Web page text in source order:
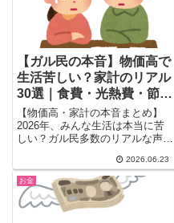
【ガル民の本音】物価高で
生活苦しい？家計のリアル
30選｜食費・光熱費・節約
術
【物価高・家計の本音まとめ】
2026年、みんな生活は本当に苦
しい？ガル民多数のリアルな声を
げ実感、フルーツも贅沢品になっ
た食費の変化、子育て費用の重
さ、貯金できない将来不安まで、
物価高時代を生きる女性の本音を
一気にまとめました。
2026.06.23
お金